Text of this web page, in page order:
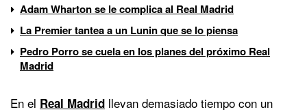
Adam Wharton se le complica al Real Madrid
La Premier tantea a un Lunin que se lo piensa
Pedro Porro se cuela en los planes del próximo Real
Madrid
En el Real Madrid llevan demasiado tiempo con un